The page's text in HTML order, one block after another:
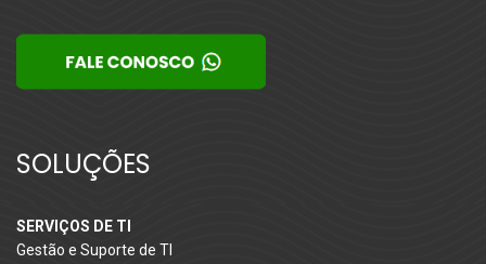
SOLUÇÕES
SERVIÇOS DE TI
Gestão e Suporte de TI